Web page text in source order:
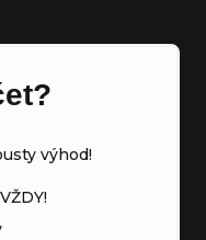
výhod!